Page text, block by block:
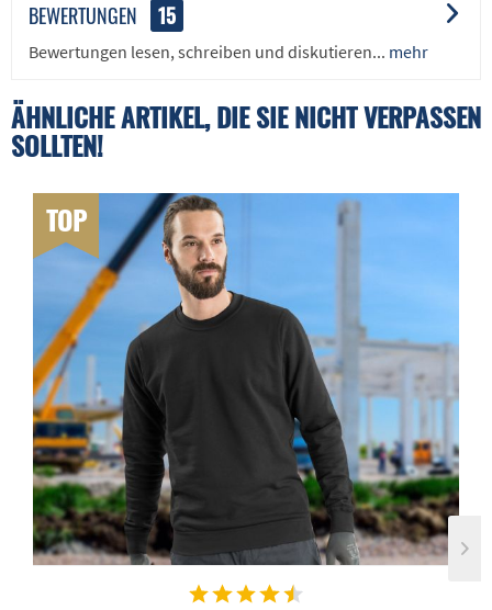
BEWERTUNGEN 15
Bewertungen lesen, schreiben und diskutieren... mehr
ÄHNLICHE ARTIKEL, DIE SIE NICHT VERPASSEN
SOLLTEN!
TOP